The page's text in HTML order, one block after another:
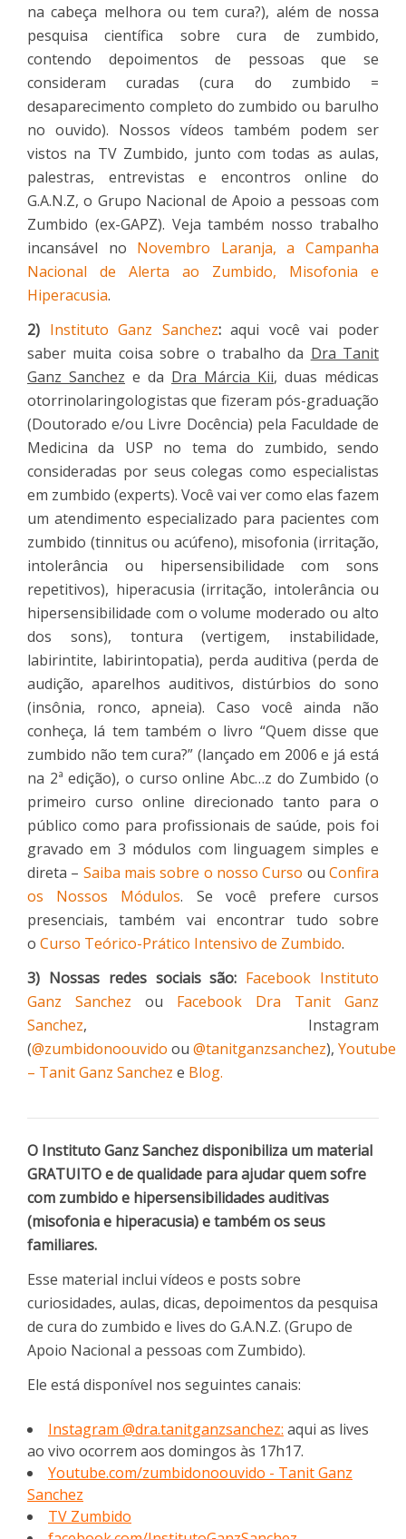
na cabeça melhora ou tem cura?), além de nossa
pesquisa científica sobre cura de zumbido,
contendo depoimentos de pessoas que se
consideram curadas (cura do zumbido =
desaparecimento completo do zumbido ou barulho
no ouvido). Nossos vídeos também podem ser
vistos na TV Zumbido, junto com todas as aulas,
palestras, entrevistas e encontros online do
G.A.N.Z, o Grupo Nacional de Apoio a pessoas com
Zumbido (ex-GAPZ). Veja também nosso trabalho
incansável no Novembro Laranja, a Campanha
Nacional de Alerta ao Zumbido, Misofonia e
Hiperacusia.
2) Instituto Ganz Sanchez:aqui você vai poder
saber muita coisa sobre o trabalho da Dra Tanit
Ganz Sanchez e da Dra Márcia Kii, duas médicas
otorrinolaringologistas que fizeram pós-graduação
(Doutorado e/ou Livre Docência) pela Faculdade de
Medicina da USP no tema do zumbido, sendo
consideradas por seus colegas como especialistas
em zumbido (experts). Você vai ver como elas fazem
um atendimento especializado para pacientes com
zumbido (tinnitus ou acúfeno), misofonia (irritação,
intolerância ou hipersensibilidade com sons
repetitivos), hiperacusia (irritação, intolerância ou
hipersensibilidade com o volume moderado ou alto
dos sons), tontura (vertigem, instabilidade,
labirintite, labirintopatia), perda auditiva (perda de
audição, aparelhos auditivos, distúrbios do sono
(insônia, ronco, apneia). Caso você ainda não
conheça, lá tem também o livro “Quem disse que
zumbido não tem cura?” (lançado em 2006 e já está
na 2ª edição), o curso online Abc…z do Zumbido (o
primeiro curso online direcionado tanto para o
público como para profissionais de saúde, pois foi
gravado em 3 módulos com linguagem simples e
direta – Saiba mais sobre o nosso Curso ouConfira
os Nossos Módulos. Se você prefere cursos
presenciais, também vai encontrar tudo sobre
o Curso Teórico-Prático Intensivo de Zumbido.
3) Nossas redes sociais são: Facebook Instituto
Ganz Sanchez ou Facebook Dra Tanit Ganz
Sanchez, Instagram
(@zumbidonoouvido ou @tanitganzsanchez), Youtube
– Tanit Ganz Sanchez e Blog.
O Instituto Ganz Sanchez disponibiliza um material
GRATUITO e de qualidade para ajudar quem sofre
com zumbido e hipersensibilidades auditivas
(misofonia e hiperacusia) e também os seus
familiares.
Esse material inclui vídeos e posts sobre
curiosidades, aulas, dicas, depoimentos da pesquisa
de cura do zumbido e lives do G.A.N.Z. (Grupo de
Apoio Nacional a pessoas com Zumbido).
Ele está disponível nos seguintes canais:
Instagram @dra.tanitganzsanchez: aqui as lives
ao vivo ocorrem aos domingos às 17h17.
Youtube.com/zumbidonoouvido - Tanit Ganz
Sanchez
TV Zumbido